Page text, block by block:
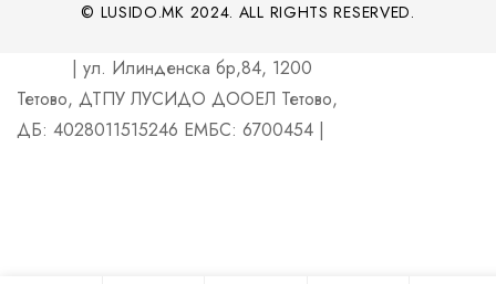
© LUSIDO.MK 2024. ALL RIGHTS RESERVED.
| ул. Илинденска бр,84, 1200
Тетово, ДТПУ ЛУСИДО ДООЕЛ Тетово,
ДБ: 4028011515246 ЕМБС: 6700454 |